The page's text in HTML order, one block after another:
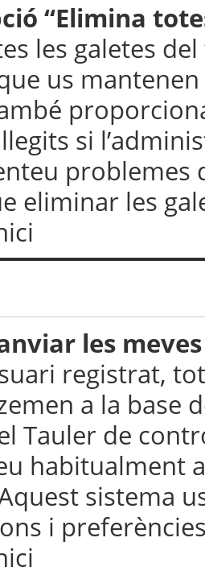
“Elimina
les galetes
us
si
problemes
eliminar les
les
registrat,
a la
Tauler de
habitualment
sistema
i